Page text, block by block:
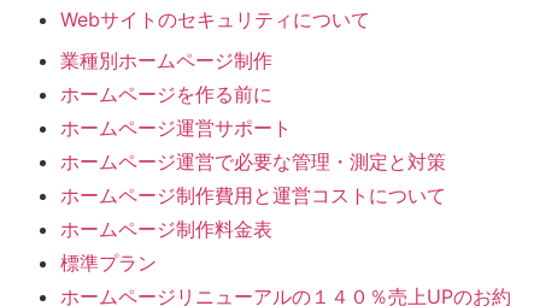
Webサイトのセキュリティについて
業種別ホームページ制作
ホームページを作る前に
ホームページ運営サポート
ホームページ運営で必要な管理・測定と対策
ホームページ制作費用と運営コストについて
ホームページ制作料金表
標準プラン
ホームページリニューアルの１４０％売上UPのお約